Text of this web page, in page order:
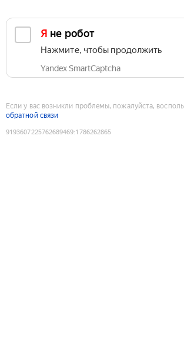
Я не робот
Нажмите, чтобы продолжить
Yandex SmartCaptcha
Если у вас возникли проблемы, пожалуйста,
обратной связи
9193607225762689469:1786262865